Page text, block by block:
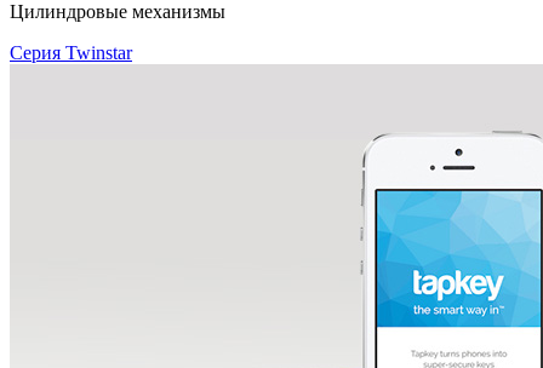
Цилиндровые механизмы
Серия Twinstar